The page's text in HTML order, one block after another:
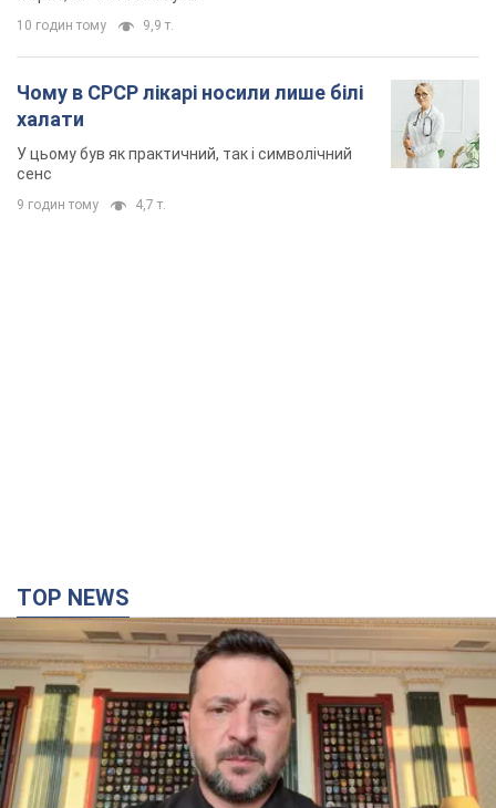
10 годин тому 9,9 т.
Чому в СРСР лікарі носили лише білі
халати
У цьому був як практичний, так і символічний
сенс
9 годин тому 4,7 т.
TOP NEWS